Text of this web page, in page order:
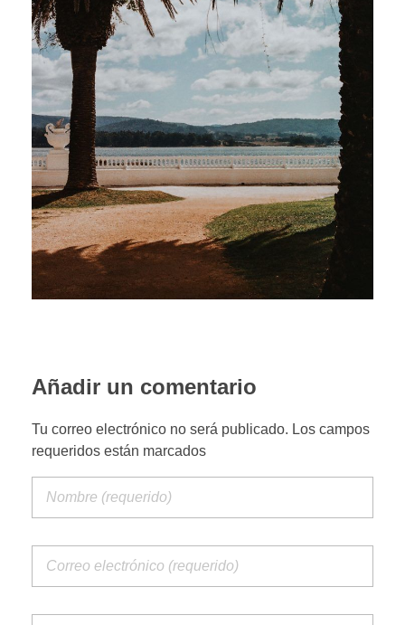
PORTFOLIO WEB
CONTACTA
Añadir un comentario
Tu correo electrónico no será publicado. Los campos
requeridos están marcados